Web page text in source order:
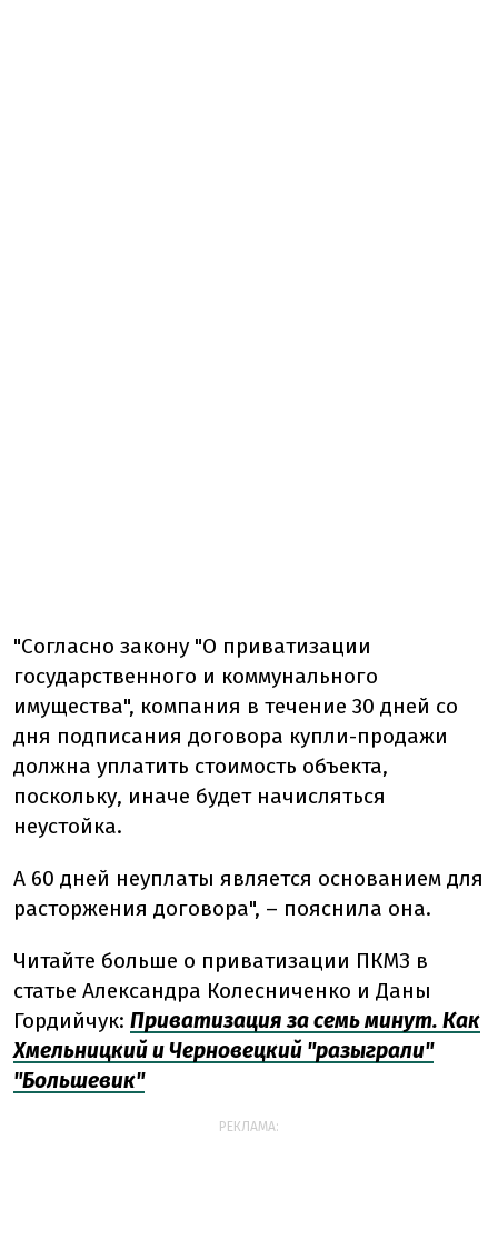
"Согласно закону "О приватизации
государственного и коммунального
имущества", компания в течение 30 дней со
дня подписания договора купли-продажи
должна уплатить стоимость объекта,
поскольку, иначе будет начисляться
неустойка.
А 60 дней неуплаты является основанием для
расторжения договора", – пояснила она.
Читайте больше о приватизации ПКМЗ в
статье Александра Колесниченко и Даны
Гордийчук: Приватизация за семь минут. Как
Хмельницкий и Черновецкий "разыграли"
"Большевик"
РЕКЛАМА: